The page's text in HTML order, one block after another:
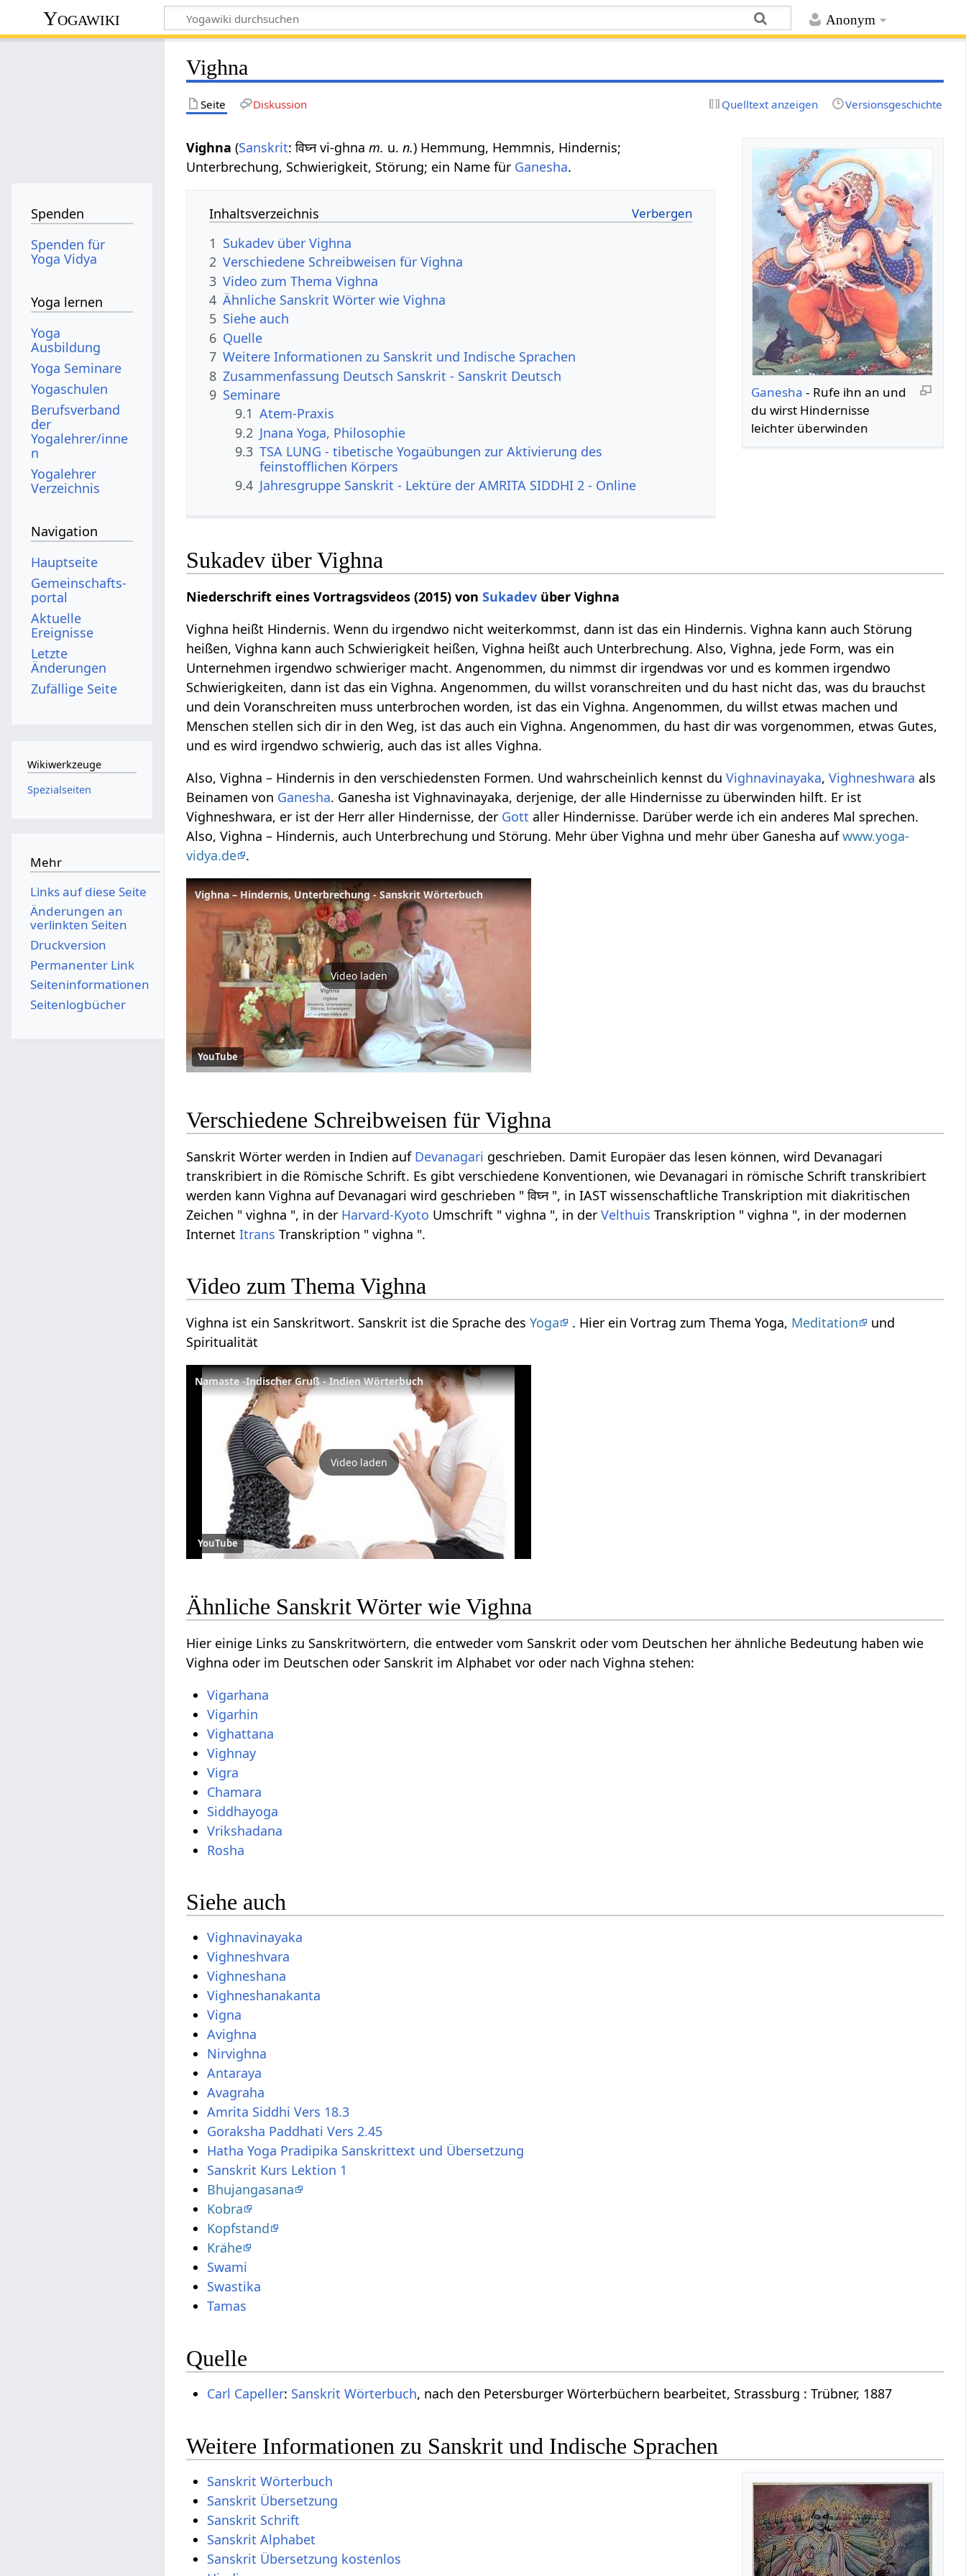
Anonym
Yogawiki
Vighna
Seite Diskussion Quelltext anzeigen Versionsgeschichte
Ganesha - Rufe ihn an und
du wirst Hindernisse
leichter überwinden
Vighna (Sanskrit: विघ्न vi-ghnam. u.n.) Hemmung, Hemmnis, Hindernis;
Unterbrechung, Schwierigkeit, Störung; ein Name für Ganesha.
Inhaltsverzeichnis
1 Sukadev über Vighna
2 Verschiedene Schreibweisen für Vighna
3 Video zum Thema Vighna
4 Ähnliche Sanskrit Wörter wie Vighna
5 Siehe auch
6 Quelle
7 Weitere Informationen zu Sanskrit und Indische Sprachen
8 Zusammenfassung Deutsch Sanskrit - Sanskrit Deutsch
9 Seminare
9.1 Atem-Praxis
9.2 Jnana Yoga, Philosophie
9.3 TSA LUNG - tibetische Yogaübungen zur Aktivierung des
feinstofflichen Körpers
9.4 Jahresgruppe Sanskrit - Lektüre der AMRITA SIDDHI 2 - Online
Sukadev über Vighna
Niederschrift eines Vortragsvideos (2015) vonSukadev über Vighna
Vighna heißt Hindernis. Wenn du irgendwo nicht weiterkommst, dann ist das ein Hindernis. Vighna kann auch Störung
heißen, Vighna kann auch Schwierigkeit heißen, Vighna heißt auch Unterbrechung. Also, Vighna, jede Form, was ein
Unternehmen irgendwo schwieriger macht. Angenommen, du nimmst dir irgendwas vor und es kommen irgendwo
Schwierigkeiten, dann ist das ein Vighna. Angenommen, du willst voranschreiten und du hast nicht das, was du brauchst
und dein Voranschreiten muss unterbrochen worden, ist das ein Vighna. Angenommen, du willst etwas machen und
Menschen stellen sich dir in den Weg, ist das auch ein Vighna. Angenommen, du hast dir was vorgenommen, etwas Gutes,
und es wird irgendwo schwierig, auch das ist alles Vighna.
Also, Vighna – Hindernis in den verschiedensten Formen. Und wahrscheinlich kennst duVighnavinayaka,Vighneshwara als
Beinamen von Ganesha. Ganesha ist Vighnavinayaka, derjenige, der alle Hindernisse zu überwinden hilft. Er ist
Vighneshwara, er ist der Herr aller Hindernisse, der Gott aller Hindernisse. Darüber werde ich ein anderes Mal sprechen.
Also, Vighna – Hindernis, auch Unterbrechung und Störung. Mehr über Vighna und mehr über Ganesha aufwww.yoga-
vidya.de .
Vighna – Hindernis, Unterbrechung - Sanskrit Wörterbuch
Video laden
YouTube
Verschiedene Schreibweisen für Vighna
Sanskrit Wörter werden in Indien auf Devanagari geschrieben. Damit Europäer das lesen können, wird Devanagari
transkribiert in die Römische Schrift. Es gibt verschiedene Konventionen, wie Devanagari in römische Schrift transkribiert
werden kann Vighna auf Devanagari wird geschrieben " विघ्न ", in IAST wissenschaftliche Transkription mit diakritischen
Zeichen " vighna ", in der Harvard-Kyoto Umschrift " vighna ", in derVelthuis Transkription " vighna ", in der modernen
InternetItrans Transkription " vighna ".
Video zum Thema Vighna
Vighna ist ein Sanskritwort. Sanskrit ist die Sprache desYoga . Hier ein Vortrag zum Thema Yoga, Meditation
und
Spiritualität
Namaste -Indischer Gruß - Indien Wörterbuch
Video laden
YouTube
Ähnliche Sanskrit Wörter wie Vighna
Hier einige Links zu Sanskritwörtern, die entweder vom Sanskrit oder vom Deutschen her ähnliche Bedeutung haben wie
Vighna oder im Deutschen oder Sanskrit im Alphabet vor oder nach Vighna stehen:
Vigarhana
Vigarhin
Vighattana
Vighnay
Vigra
Chamara
Siddhayoga
Vrikshadana
Rosha
Siehe auch
Vighnavinayaka
Vighneshvara
Vighneshana
Vighneshanakanta
Vigna
Avighna
Nirvighna
Antaraya
Avagraha
Amrita Siddhi Vers 18.3
Goraksha Paddhati Vers 2.45
Hatha Yoga Pradipika Sanskrittext und Übersetzung
Sanskrit Kurs Lektion 1
Bhujangasana
Kobra
Kopfstand
Krähe
Swami
Swastika
Tamas
Quelle
Carl Capeller: Sanskrit Wörterbuch, nach den Petersburger Wörterbüchern bearbeitet, Strassburg : Trübner, 1887
Weitere Informationen zu Sanskrit und Indische Sprachen
Sanskrit Wörterbuch
Sanskrit Übersetzung
Sanskrit Schrift
Sanskrit Alphabet
Sanskrit Übersetzung kostenlos
Spenden
Spenden für
Yoga Vidya
Yoga lernen
Yoga
Ausbildung
Yoga Seminare
Yogaschulen
Berufsverband
der
Yogalehrer/inne
n
Yogalehrer
Verzeichnis
Navigation
Hauptseite
Gemeinschafts­
portal
Aktuelle
Ereignisse
Letzte
Änderungen
Zufällige Seite
Wikiwerkzeuge
Spezialseiten
Mehr
Links auf diese Seite
Änderungen an
verlinkten Seiten
Druckversion
Permanenter Link
Seiten­­informationen
Seitenlogbücher